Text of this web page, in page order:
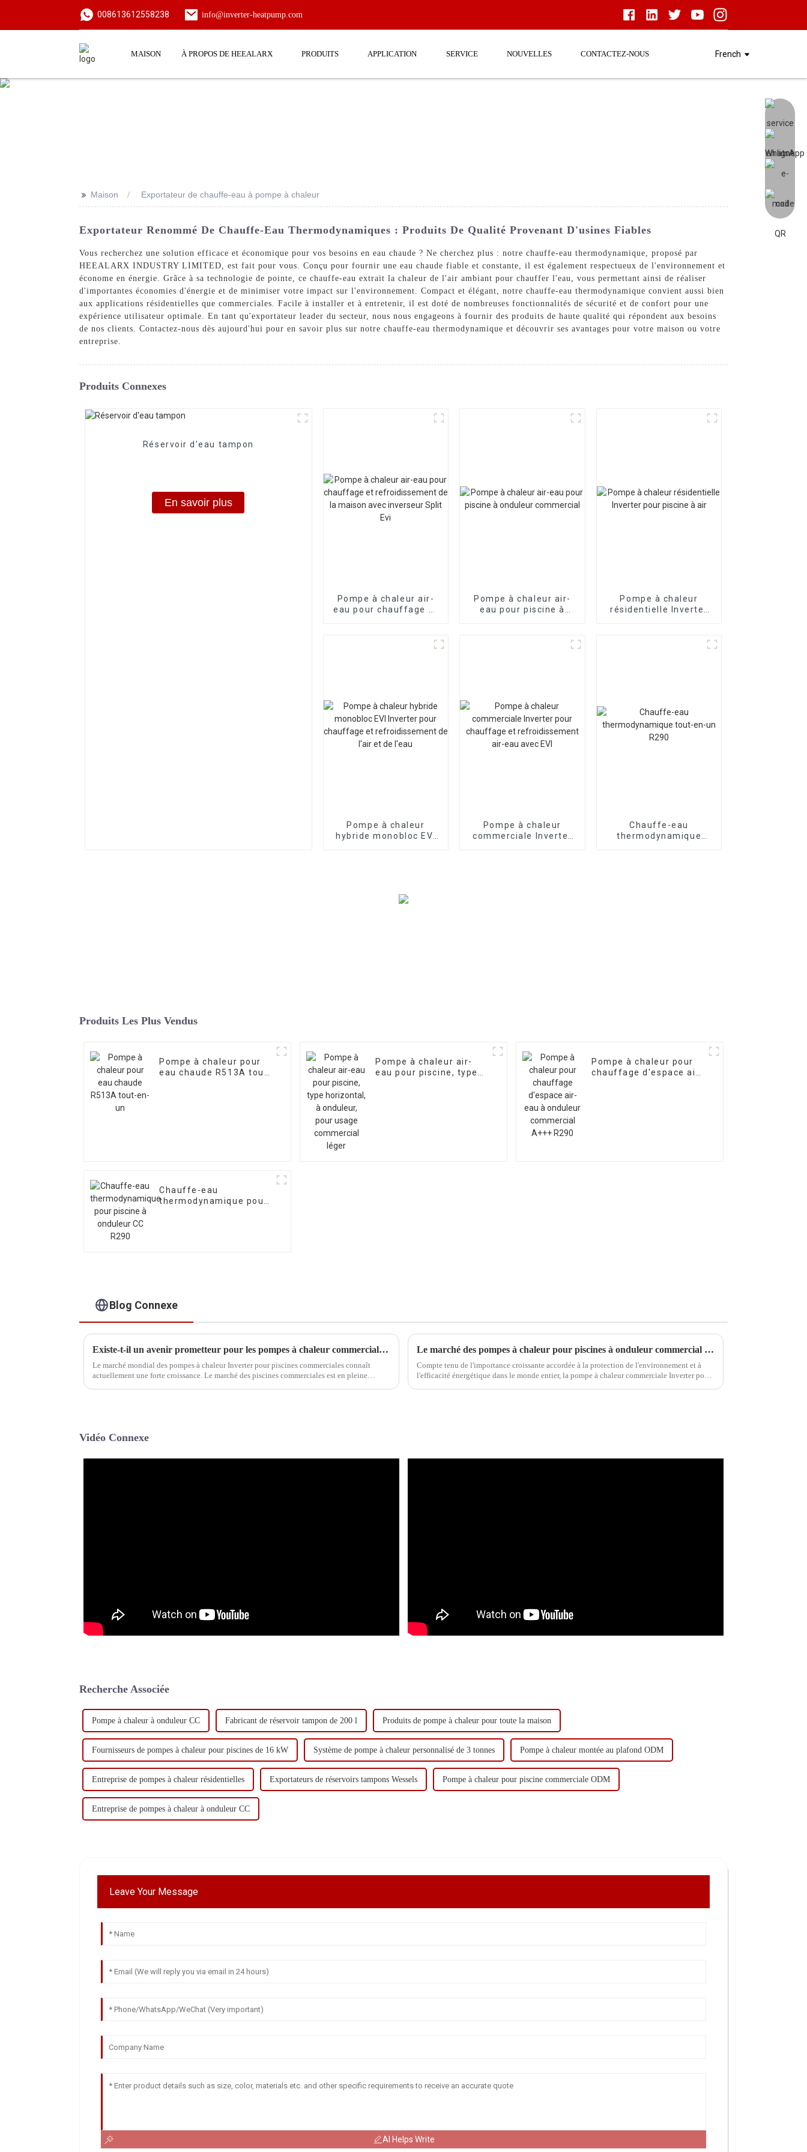
008613612558238 info@inverter-heatpump.com
MAISON À PROPOS DE HEEALARX PRODUITS APPLICATION SERVICE NOUVELLES CONTACTEZ-NOUS French
>> Maison Exportateur de chauffe-eau à pompe à chaleur
Exportateur Renommé De Chauffe-Eau Thermodynamiques : Produits De Qualité Provenant D'usines Fiables
Vous recherchez une solution efficace et économique pour vos besoins en eau chaude ? Ne cherchez plus : notre chauffe-eau thermodynamique, proposé par
HEEALARX INDUSTRY LIMITED, est fait pour vous. Conçu pour fournir une eau chaude fiable et constante, il est également respectueux de l'environnement et
économe en énergie. Grâce à sa technologie de pointe, ce chauffe-eau extrait la chaleur de l'air ambiant pour chauffer l'eau, vous permettant ainsi de réaliser
d'importantes économies d'énergie et de minimiser votre impact sur l'environnement. Compact et élégant, notre chauffe-eau thermodynamique convient aussi bien
aux applications résidentielles que commerciales. Facile à installer et à entretenir, il est doté de nombreuses fonctionnalités de sécurité et de confort pour une
expérience utilisateur optimale. En tant qu'exportateur leader du secteur, nous nous engageons à fournir des produits de haute qualité qui répondent aux besoins
de nos clients. Contactez-nous dès aujourd'hui pour en savoir plus sur notre chauffe-eau thermodynamique et découvrir ses avantages pour votre maison ou votre
entreprise.
Produits Connexes
Réservoir d'eau tampon
En savoir plus
Pompe à chaleur air-
eau pour chauffage et
Pompe à chaleur air-
eau pour piscine à
Pompe à chaleur
résidentielle Inverter
Pompe à chaleur
hybride monobloc EVI
Pompe à chaleur
commerciale Inverter
Chauffe-eau
thermodynamique
Produits Les Plus Vendus
Pompe à chaleur pour
eau chaude R513A tout-
Pompe à chaleur air-
eau pour piscine, type
Pompe à chaleur pour
chauffage d'espace air-
Chauffe-eau
thermodynamique pour
Blog Connexe
Existe-t-il un avenir prometteur pour les pompes à chaleur commerciales Inverter pour piscines ?
Le marché mondial des pompes à chaleur Inverter pour piscines commerciales connaît
actuellement une forte croissance. Le marché des piscines commerciales est en pleine
Le marché des pompes à chaleur pour piscines à onduleur commercial offre des perspectives d'expansion, l'innovation technologique propulsant la croissance continue de l'industrie.
Compte tenu de l'importance croissante accordée à la protection de l'environnement et à
l'efficacité énergétique dans le monde entier, la pompe à chaleur commerciale Inverter pour
Vidéo Connexe
Recherche Associée
Pompe à chaleur à onduleur CC Fabricant de réservoir tampon de 200 l Produits de pompe à chaleur pour toute la maison
Fournisseurs de pompes à chaleur pour piscines de 16 kW Système de pompe à chaleur personnalisé de 3 tonnes Pompe à chaleur montée au plafond ODM
Entreprise de pompes à chaleur résidentielles Exportateurs de réservoirs tampons Wessels Pompe à chaleur pour piscine commerciale ODM
Entreprise de pompes à chaleur à onduleur CC
Leave Your Message
AI Helps Write